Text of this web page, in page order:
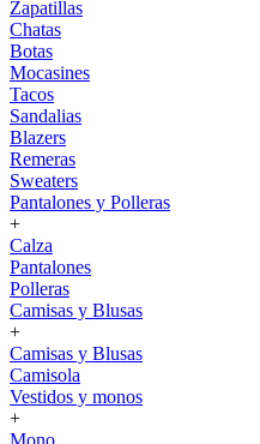
Zapatillas
Chatas
Botas
Mocasines
Tacos
Sandalias
Blazers
Remeras
Sweaters
Pantalones y Polleras
+
Calza
Pantalones
Polleras
Camisas y Blusas
+
Camisas y Blusas
Camisola
Vestidos y monos
+
Mono